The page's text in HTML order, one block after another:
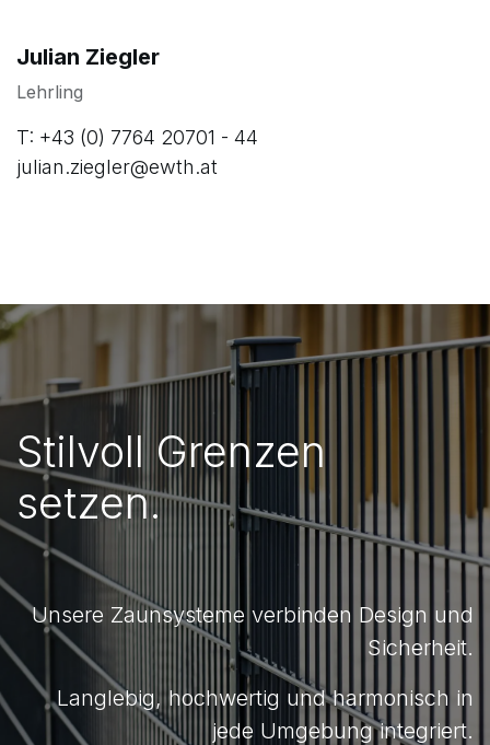
Julian Ziegler
Lehrling
T: +43 (0) 7764 20701 - 44
julian.ziegler@ewth.at
Stilvoll Grenzen
setzen.
Unsere Zaunsysteme verbinden Design und
Sicherheit.
Langlebig, hochwertig und harmonisch in
jede Umgebung integriert.